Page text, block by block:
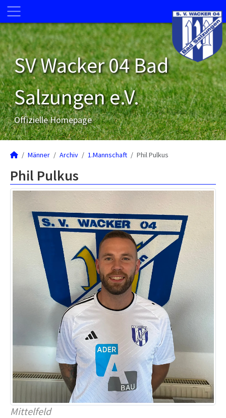
SV Wacker 04 Bad
Salzungen e.V.
Offizielle Homepage
Männer Archiv 1.Mannschaft Phil Pulkus
Phil Pulkus
Mittelfeld